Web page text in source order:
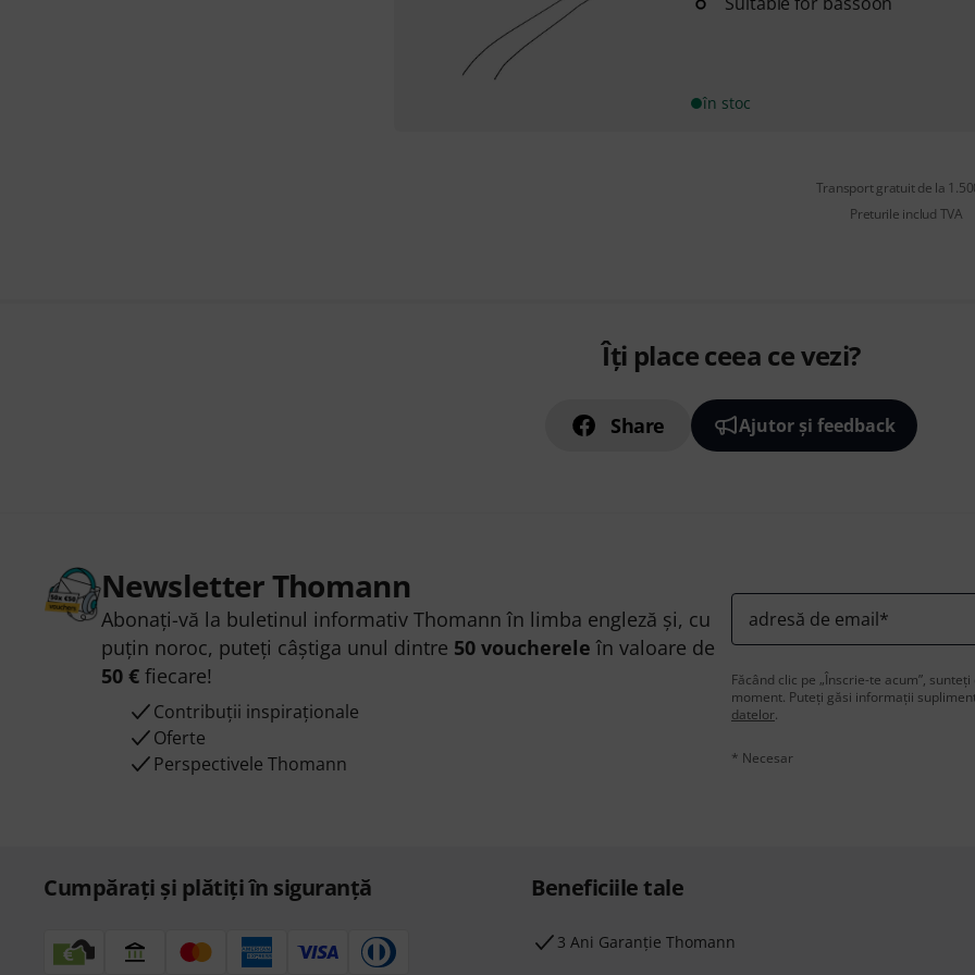
în stoc
Transport gratuit de la
Preturile includ TVA
Îți place ceea ce vezi?
Share Ajutor și feedback
Newsletter Thomann
Abonați-vă la buletinul informativ Thomann în limba engleză și, cu
puțin noroc, puteți câștiga unul dintre 50 voucherele în valoare de
50 €fiecare!
Contribuții inspiraționale
Oferte
Perspectivele Thomann
adresă de email*
Făcând clic pe „Înscrie-te acum”,
moment. Puteți găsi informații
datelor.
* Necesar
Cumpărați și plătiți în siguranță Beneficiile tale
3 Ani Garanție Thomann